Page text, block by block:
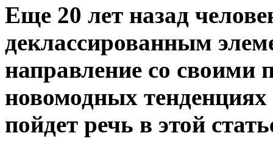
Еще 20 лет назад
деклассированным
направление со
новомодных
пойдет речь в этой